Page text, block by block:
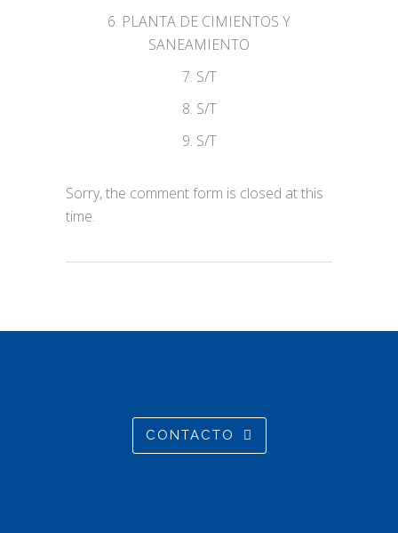
6. PLANTA DE CIMIENTOS Y
SANEAMIENTO
7. S/T
8. S/T
9. S/T
Sorry, the comment form is closed at this
time.
CONTACTO